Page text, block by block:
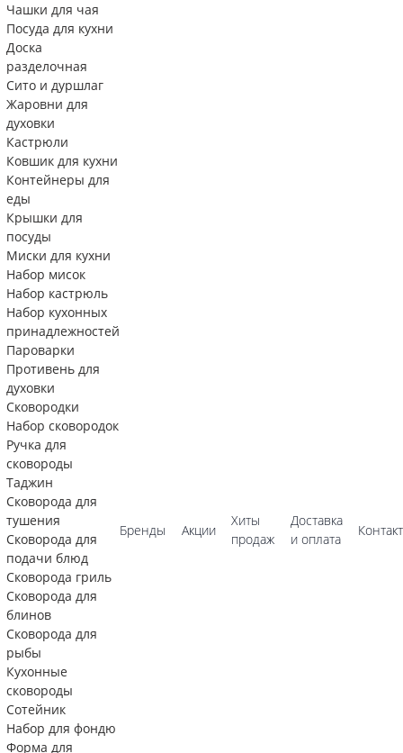
Чашки для чая
Посуда для кухни
Доска
разделочная
Сито и дуршлаг
Жаровни для
духовки
Кастрюли
Ковшик для кухни
Контейнеры для
еды
Крышки для
посуды
Миски для кухни
Набор мисок
Набор кастрюль
Набор кухонных
принадлежностей
Пароварки
Противень для
духовки
Сковородки
Набор сковородок
Ручка для
сковороды
Таджин
Сковорода для
тушения
Сковорода для
подачи блюд
Сковорода гриль
Сковорода для
блинов
Сковорода для
рыбы
Кухонные
сковороды
Сотейник
Набор для фондю
Форма для
Бренды Акции
Хиты
продаж
Доставка
и оплата